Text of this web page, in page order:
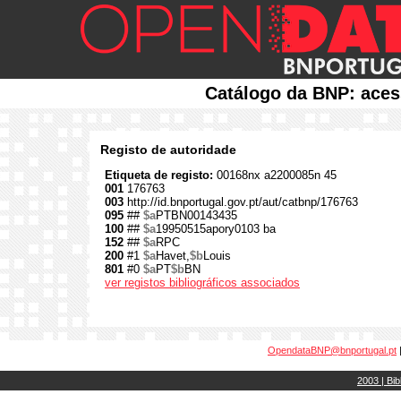
Catálogo da BNP:
Registo de autoridade
Etiqueta de registo: 00168nx a2200085n 45
001 176763
003 http://id.bnportugal.gov.pt/aut/catbnp/176763
095 ## $aPTBN00143435
100 ## $a19950515apory0103 ba
152 ## $aRPC
200 #1 $aHavet,$bLouis
801 #0 $aPT$bBN
ver registos bibliográficos associados
OpendataBNP@bnportugal.pt
2003 |